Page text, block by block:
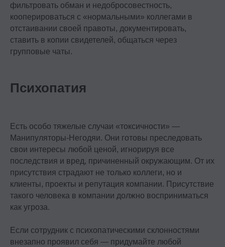
фильтровать обман и недобросовестность,
кооперироваться с «нормальными» коллегами в
отстаивании своей правоты, документировать,
ставить в копии свидетелей, общаться через
групповые чаты.
Психопатия
Есть особо тяжелые случаи «токсичности» —
Манипуляторы-Негодяи. Они готовы преследовать
свои интересы любой ценой, игнорируя все
последствия и вред, причиненный окружающим. От их
присутствия страдают не только коллеги, но и
клиенты, проекты и репутация компании. Присутствие
такого человека в компании должно восприниматься
как угроза.
Если сотрудник с психопатическими склонностями
внезапно проявил себя — придумайте любой
Студентам
Важное
Блог
Стать преподавателем
Программы обучения
Договор оферты
Стать партнёром
Стать автором блога
Реферальная программа
Командная лицензия